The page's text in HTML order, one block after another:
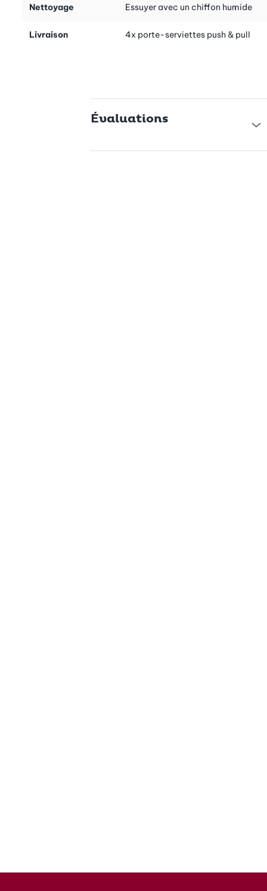
cuisine, mais aussi sur les portes et les armoires de la salle de
convaincantes dans chaque pièce de votre maison.
Nettoyage Essuyer avec un chiffon humide
Livraison 4x porte-serviettes push & pull
Évaluations